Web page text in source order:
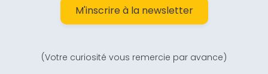
M'inscrire à la newsletter
(Votre curiosité vous remercie par avance)